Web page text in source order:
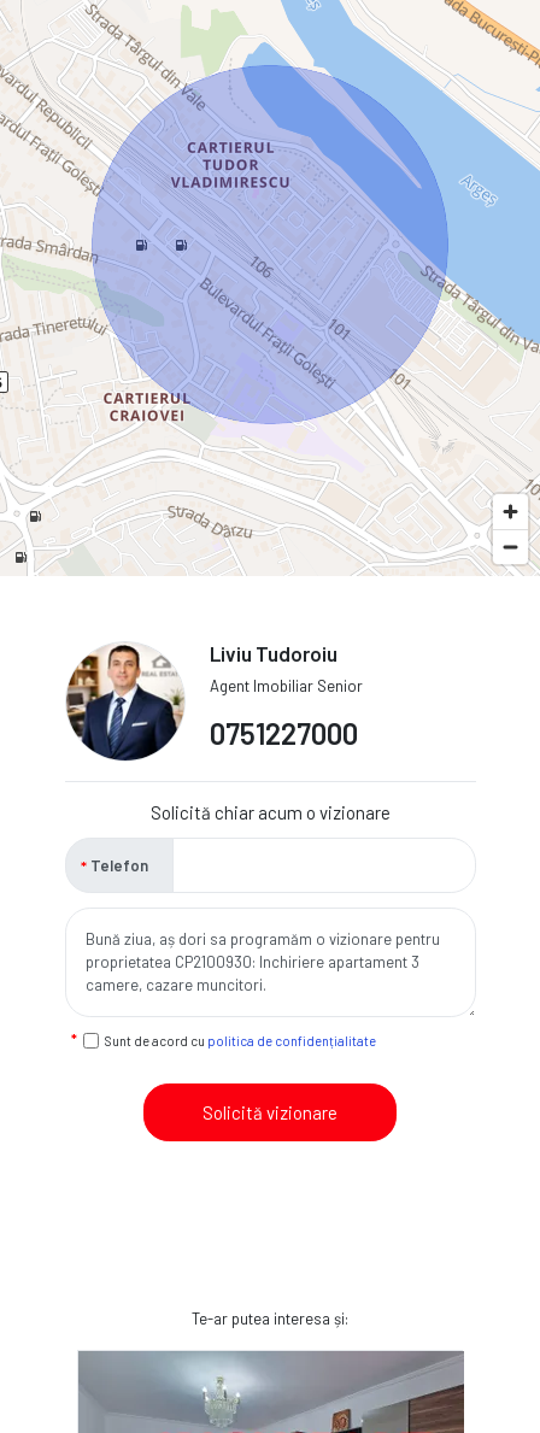
Liviu Tudoroiu
Agent Imobiliar Senior
0751227000
Solicită chiar acum o vizionare
Telefon
Sunt de acord cu politica de confidențialitate
Solicită vizionare
Te-ar putea interesa și: